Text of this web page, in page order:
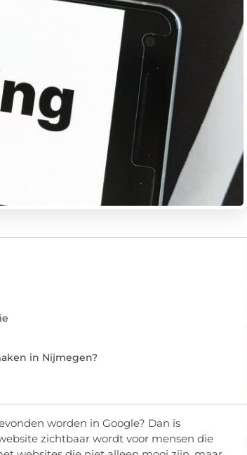
in Nijmegen?
worden in Google? Dan is
zichtbaar wordt voor mensen die